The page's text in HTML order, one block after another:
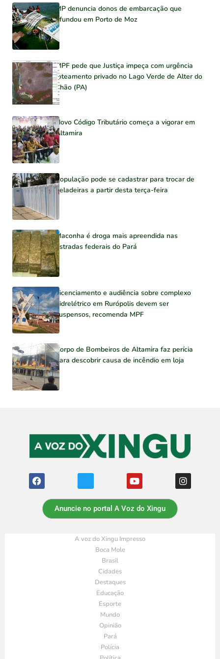
MP denuncia donos de embarcação que
afundou em Porto de Moz
MPF pede que Justiça impeça com urgência
loteamento privado no Lago Verde de Alter do
Chão (PA)
Novo Código Tributário começa a vigorar em
Altamira
População pode se cadastrar para trocar de
geladeiras a partir desta terça-feira
Maconha é droga mais apreendida nas
estradas federais do Pará
Licenciamento e audiência sobre complexo
hidrelétrico em Rurópolis devem ser
suspensos, recomenda MPF
Corpo de Bombeiros de Altamira faz perícia
para descobrir causa de incêndio em loja
Anuncie no portal A Voz do Xingu
A voz do Xingu Impresso
Boca Mole
Brasil
Cidades
Destaques
Educação
Esporte
Mundo
Opinião
Pará
Polícia